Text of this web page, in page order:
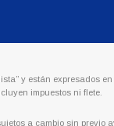
y están expresados
impuestos ni flete.
a cambio sin previo